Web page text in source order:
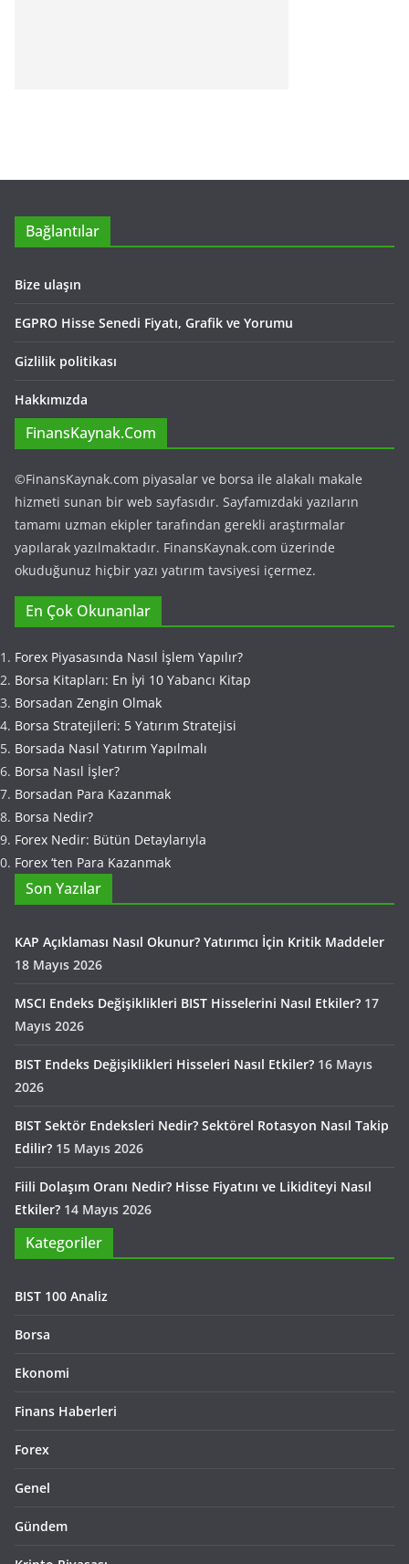
Bağlantılar
Bize ulaşın
EGPRO Hisse Senedi Fiyatı, Grafik ve Yorumu
Gizlilik politikası
Hakkımızda
FinansKaynak.Com
©FinansKaynak.com piyasalar ve borsa ile alakalı makale
hizmeti sunan bir web sayfasıdır. Sayfamızdaki yazıların
tamamı uzman ekipler tarafından gerekli araştırmalar
yapılarak yazılmaktadır. FinansKaynak.com üzerinde
okuduğunuz hiçbir yazı yatırım tavsiyesi içermez.
En Çok Okunanlar
Forex Piyasasında Nasıl İşlem Yapılır?
Borsa Kitapları: En İyi 10 Yabancı Kitap
Borsadan Zengin Olmak
Borsa Stratejileri: 5 Yatırım Stratejisi
Borsada Nasıl Yatırım Yapılmalı
Borsa Nasıl İşler?
Borsadan Para Kazanmak
Borsa Nedir?
Forex Nedir: Bütün Detaylarıyla
Forex ‘ten Para Kazanmak
Son Yazılar
KAP Açıklaması Nasıl Okunur? Yatırımcı İçin Kritik Maddeler
18 Mayıs 2026
MSCI Endeks Değişiklikleri BIST Hisselerini Nasıl Etkiler? 17
Mayıs 2026
BIST Endeks Değişiklikleri Hisseleri Nasıl Etkiler? 16 Mayıs
2026
BIST Sektör Endeksleri Nedir? Sektörel Rotasyon Nasıl Takip
Edilir? 15 Mayıs 2026
Fiili Dolaşım Oranı Nedir? Hisse Fiyatını ve Likiditeyi Nasıl
Etkiler? 14 Mayıs 2026
Kategoriler
BIST 100 Analiz
Borsa
Ekonomi
Finans Haberleri
Forex
Genel
Gündem